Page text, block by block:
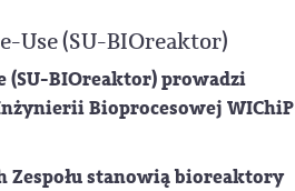
Use (SU-BIOreaktor)
(SU-BIOreaktor) prowadzi
Bioprocesowej WIChiP
Zespołu stanowią bioreaktory